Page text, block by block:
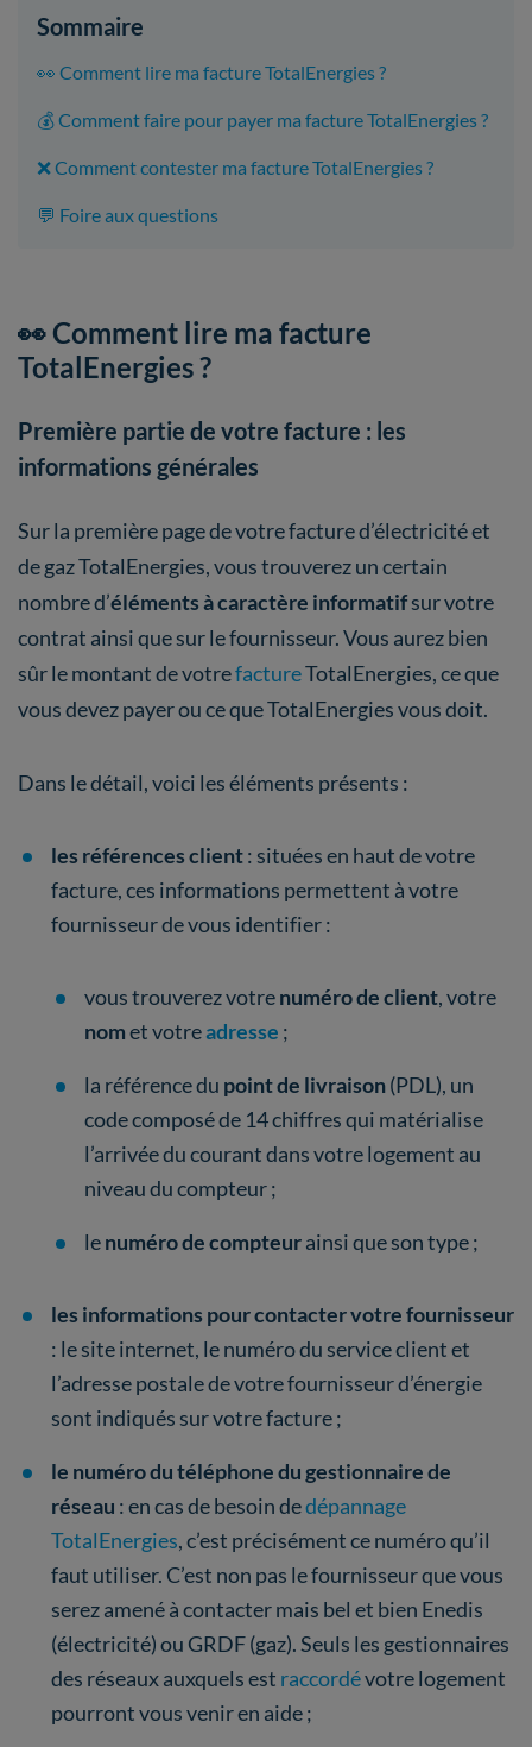
Sommaire
👀 Comment lire ma facture TotalEnergies ?
💰 Comment faire pour payer ma facture TotalEnergies ?
❌ Comment contester ma facture TotalEnergies ?
💬 Foire aux questions
👀 Comment lire ma facture
TotalEnergies ?
Première partie de votre facture : les
informations générales
Sur la première page de votre facture d’électricité et
de gaz TotalEnergies, vous trouverez un certain
nombre d’éléments à caractère informatifsur votre
contrat ainsi que sur le fournisseur. Vous aurez bien
sûr le montant de votrefactureTotalEnergies, ce que
vous devez payer ou ce que TotalEnergies vous doit.
Dans le détail, voici les éléments présents :
les références client: situées en haut de votre
facture, ces informations permettent à votre
fournisseur de vous identifier :
vous trouverez votrenuméro de client, votre
nomet votreadresse ;
la référence du point de livraison(PDL), un
code composé de 14 chiffres qui matérialise
l’arrivée du courant dans votre logement au
niveau du compteur ;
lenuméro de compteurainsi que son type ;
les informations pour contacter votre fournisseur
: le site internet, le numéro du service client et
l’adresse postale de votre fournisseur d’énergie
sont indiqués sur votre facture ;
le numéro du téléphone du gestionnaire de
réseau : en cas de besoin dedépannage
TotalEnergies, c’est précisément ce numéro qu’il
faut utiliser. C’est non pas le fournisseur que vous
serez amené à contacter mais bel et bien Enedis
(électricité) ou GRDF (gaz). Seuls les gestionnaires
des réseaux auxquels est raccordévotre logement
pourront vous venir en aide ;